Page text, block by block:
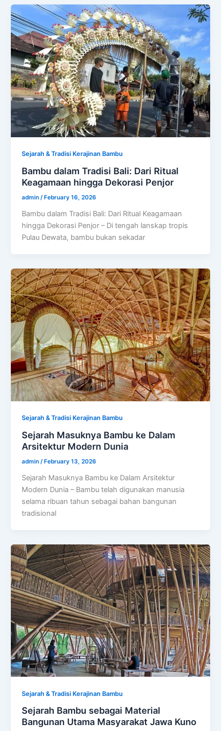
Sejarah & Tradisi Kerajinan Bambu
Bambu dalam Tradisi Bali: Dari Ritual
Keagamaan hingga Dekorasi Penjor
admin/ February 16, 2026
Bambu dalam Tradisi Bali: Dari Ritual Keagamaan
hingga Dekorasi Penjor – Di tengah lanskap tropis
Pulau Dewata, bambu bukan sekadar
Sejarah & Tradisi Kerajinan Bambu
Sejarah Masuknya Bambu ke Dalam
Arsitektur Modern Dunia
admin/ February 13, 2026
Sejarah Masuknya Bambu ke Dalam Arsitektur
Modern Dunia – Bambu telah digunakan manusia
selama ribuan tahun sebagai bahan bangunan
tradisional
Sejarah & Tradisi Kerajinan Bambu
Sejarah Bambu sebagai Material
Bangunan Utama Masyarakat Jawa Kuno